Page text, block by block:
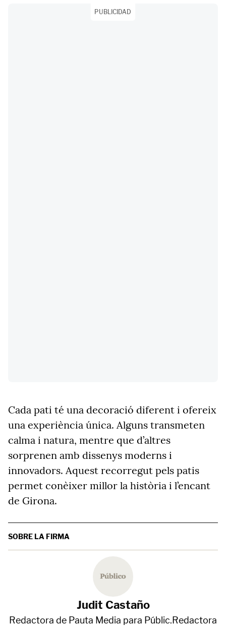
PUBLICIDAD
Cada pati té una decoració diferent i ofereix
una experiència única. Alguns transmeten
calma i natura, mentre que d’altres
sorprenen amb dissenys moderns i
innovadors. Aquest recorregut pels patis
permet conèixer millor la història i l’encant
de Girona.
SOBRE LA FIRMA
Judit Castaño
Redactora de Pauta Media para Públic.Redactora